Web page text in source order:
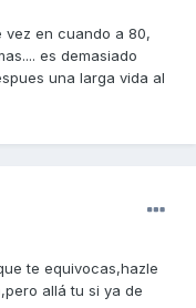
vez en cuando a 80,
es demasiado
una larga vida al
te equivocas,hazle
allá tu si ya de